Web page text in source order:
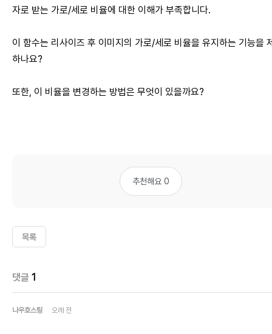
자로 받는 가로/세로 비율에 대한 이해가 부족합니다.
이 함수는 리사이즈 후 이미지의 가로/세로 비율을 유지하는 기능을
하나요?
또한, 이 비율을 변경하는 방법은 무엇이 있을까요?
추천해요 0
목록
댓글 1
나우호스팅 오래 전